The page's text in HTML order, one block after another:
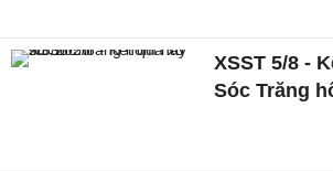
XSST 5/8 -
Sóc Trăng